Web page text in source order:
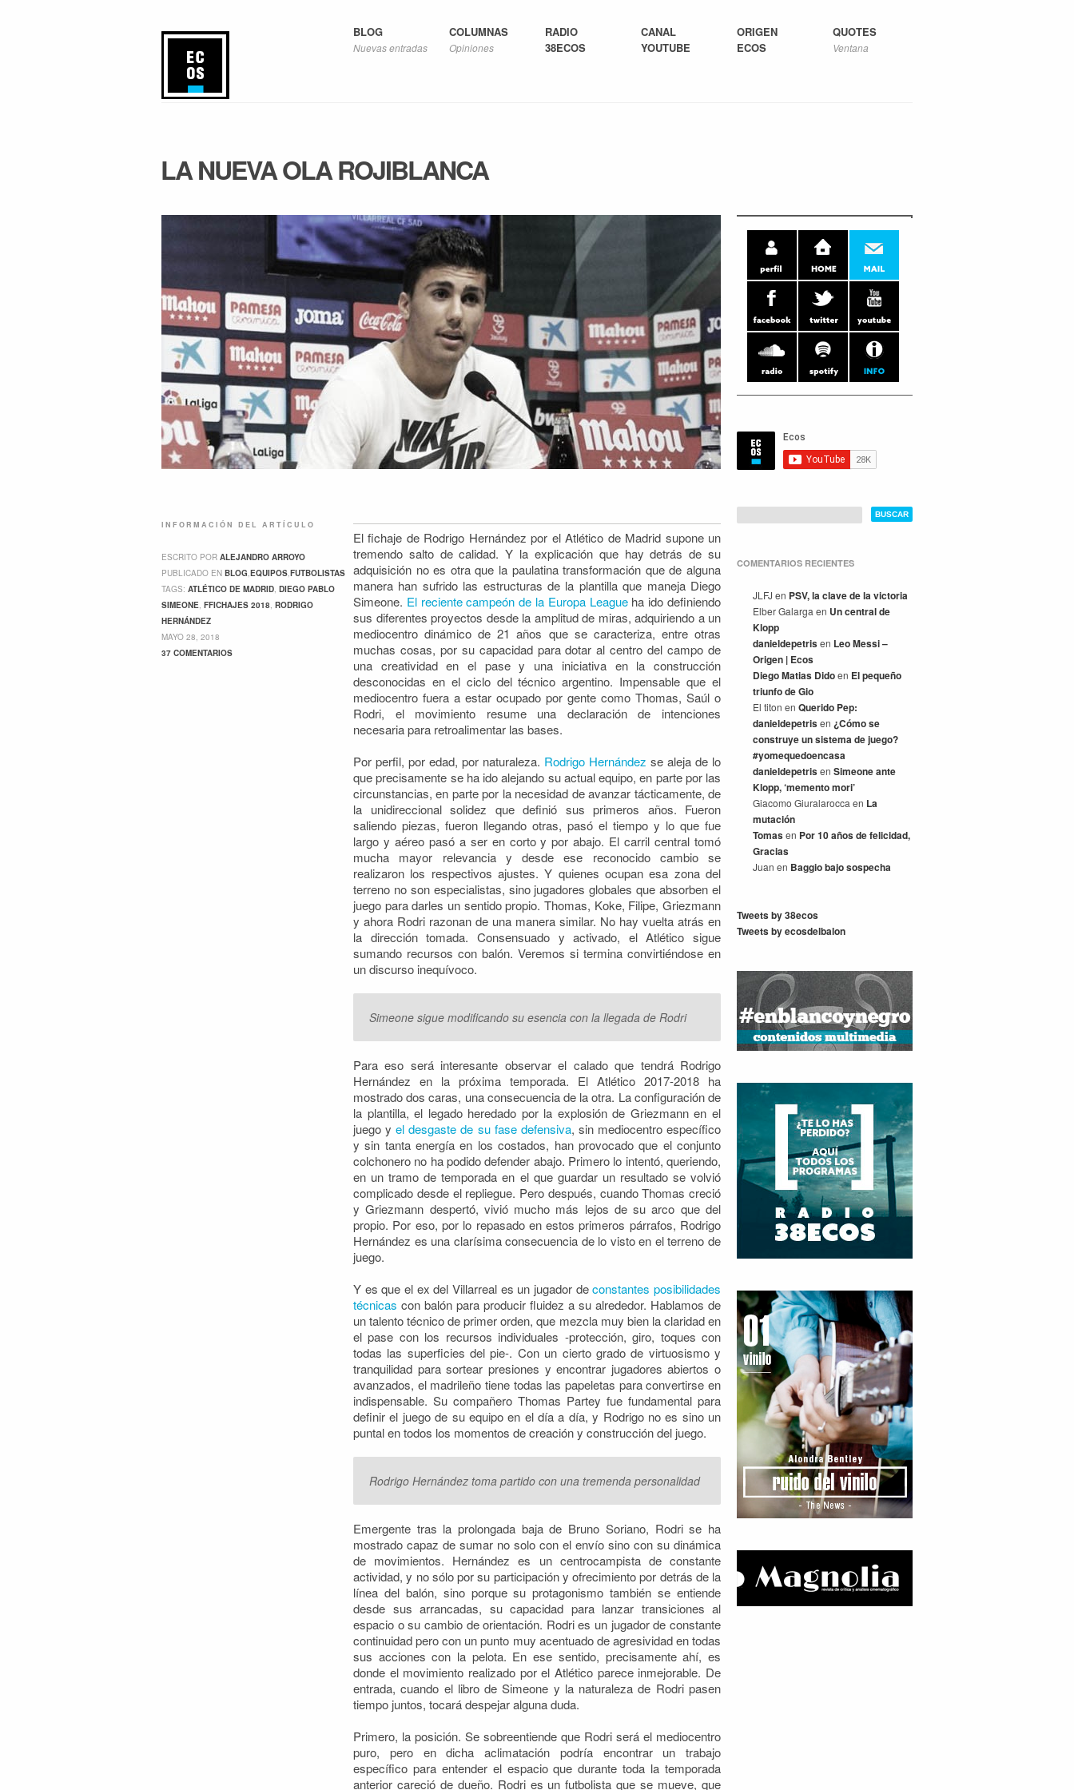
BLOG
Nuevas entradas
COLUMNAS
Opiniones
RADIO
38ECOS
CANAL
YOUTUBE
ORIGEN
ECOS
QUOTES
Ventana
LA NUEVA OLA ROJIBLANCA
El fichaje de Rodrigo Hernández por el Atlético de Madrid supone un
tremendo salto de calidad. Y la explicación que hay detrás de su
adquisición no es otra que la paulatina transformación que de alguna
manera han sufrido las estructuras de la plantillaque maneja Diego
Simeone. El reciente campeón de la Europa Leagueha ido definiendo
sus diferentes proyectos desde la amplitud de miras, adquiriendo a un
mediocentro dinámico de 21 años que se caracteriza, entre otras
muchas cosas, por su capacidad para dotar al centro del campo de
una creatividad en el pase y una iniciativa en la construcción
desconocidas en el ciclo del técnico argentino. Impensable que el
mediocentro fuera a estar ocupado por gente como Thomas, Saúl o
Rodri, el movimiento resume una declaración de intenciones
necesaria para retroalimentar las bases.
Por perfil, por edad, por naturaleza. Rodrigo Hernández se aleja de lo
que precisamente se ha ido alejando su actual equipo, en parte por las
circunstancias, en parte por la necesidad de avanzar tácticamente, de
la unidireccional solidez que definió sus primeros años. Fueron
saliendo piezas, fueron llegando otras, pasó el tiempo y lo que fue
largo y aéreo pasó a ser en corto y por abajo. El carril central tomó
mucha mayor relevancia y desde ese reconocido cambio se
realizaron los respectivos ajustes. Y quienes ocupan esa zona del
terreno no son especialistas, sino jugadores globales que absorben el
juego para darles un sentido propio. Thomas, Koke, Filipe, Griezmann
y ahora Rodri razonan de una manera similar. No hay vuelta atrás en
la dirección tomada. Consensuado y activado, el Atlético sigue
sumando recursos con balón. Veremos si termina convirtiéndose en
un discurso inequívoco.
Simeone sigue modificando su esencia con la llegada de Rodri
Para eso será interesante observar el calado que tendrá Rodrigo
Hernández en la próxima temporada. El Atlético 2017-2018 ha
mostrado dos caras, una consecuencia de la otra. La configuración de
la plantilla, el legado heredado por la explosión de Griezmann en el
juego yel desgaste de su fase defensiva, sin mediocentro específico
y sin tanta energía en los costados, han provocado que el conjunto
colchonero no ha podido defender abajo. Primero lo intentó, queriendo,
en un tramo de temporada en el que guardar un resultado se volvió
complicado desde el repliegue. Pero después, cuando Thomas creció
y Griezmann despertó, vivió mucho más lejos de su arco que del
propio. Por eso, por lo repasado en estos primeros párrafos, Rodrigo
Hernández es una clarísima consecuencia de lo visto en el terreno de
juego.
Y es que el ex del Villarreal es un jugador deconstantes posibilidades
técnicas con balón para producir fluidez a su alrededor. Hablamos de
un talento técnico de primer orden, que mezcla muy bien la claridad en
el pase con los recursos individuales -protección, giro, toques con
todas las superficies del pie-. Con un cierto grado de virtuosismo y
tranquilidad para sortear presiones y encontrar jugadores abiertos o
avanzados, el madrileño tiene todas las papeletas para convertirse en
indispensable. Su compañero Thomas Partey fue fundamental para
definir el juego de su equipo en el día a día, y Rodrigo no es sino un
puntal en todos los momentos de creación y construcción del juego.
Rodrigo Hernández toma partido con una tremenda personalidad
Emergente tras la prolongada baja de Bruno Soriano, Rodri se ha
mostrado capaz de sumar no solo con el envío sino con su dinámica
de movimientos. Hernández es un centrocampista de constante
actividad, y no sólo por su participación y ofrecimiento por detrás de la
línea del balón, sino porque su protagonismo también se entiende
desde sus arrancadas, su capacidad para lanzar transiciones al
espacio o su cambio de orientación. Rodri es un jugador de constante
continuidad pero con un punto muy acentuado de agresividad en todas
sus acciones con la pelota. En ese sentido, precisamente ahí, es
donde el movimiento realizado por el Atlético parece inmejorable. De
entrada, cuando el libro de Simeone y la naturaleza de Rodri pasen
tiempo juntos, tocará despejar alguna duda.
Primero, la posición. Se sobreentiende que Rodri será el mediocentro
puro, pero en dicha aclimatación podría encontrar un trabajo
específico para entender el espacio que durante toda la temporada
anterior careció de dueño. Rodri es un futbolista que se mueve, que
INFORMACIÓN DEL ARTÍCULO
ESCRITO POR ALEJANDRO ARROYO
PUBLICADO EN BLOG,EQUIPOS,FUTBOLISTAS
TAGS: ATLÉTICO DE MADRID, DIEGO PABLO
SIMEONE, FFICHAJES 2018, RODRIGO
HERNÁNDEZ
MAYO 28, 2018
37 COMENTARIOS
COMENTARIOS RECIENTES
JLFJ en PSV, la clave de la victoria
Elber Galarga en Un central de
Klopp
danieldepetrisen Leo Messi –
Origen | Ecos
Diego Matias Didoen El pequeño
triunfo de Gio
El titon en Querido Pep:
danieldepetrisen ¿Cómo se
construye un sistema de juego?
#yomequedoencasa
danieldepetrisen Simeone ante
Klopp, ‘memento mori’
Giacomo Giuralarocca en La
mutación
Tomasen Por 10 años de felicidad,
Gracias
Juan en Baggio bajo sospecha
Tweets by 38ecos
Tweets by ecosdelbalon